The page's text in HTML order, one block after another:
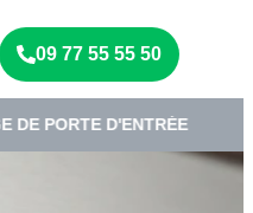
09 77 55 55 50
•